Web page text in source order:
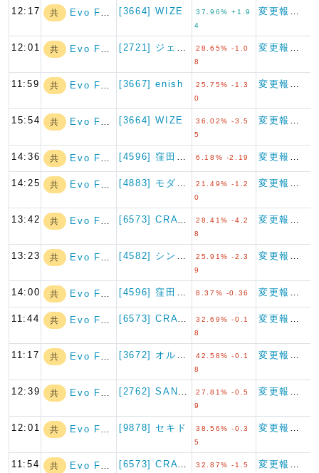
12:17 共 Evo Fund [3664] WIZE
37.96% +1.9
4
12:01 共 Evo Fund
28.65% -1.0
8
11:59 共 Evo Fund [3667] enish
25.75% -1.3
0
15:54 共 Evo Fund [3664] WIZE
36.02% -3.5
5
14:36 共 Evo Fund 6.18% -2.19
14:25 共 Evo Fund
21.49% -1.2
0
13:42 共 Evo Fund
28.41% -4.2
8
13:23 共 Evo Fund
25.91% -2.3
9
14:00 共 Evo Fund 8.37% -0.36
11:44 共 Evo Fund
32.69% -0.1
8
11:17 共 Evo Fund
42.58% -0.1
8
12:39 共 Evo Fund
27.81% -0.5
9
12:01 共 Evo Fund [9878] セキド
38.56% -0.3
5
11:54 共 Evo Fund
32.87% -1.5